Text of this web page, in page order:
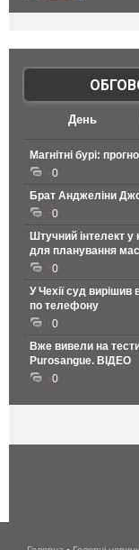
День
Магнітні бурі:
0
Брат Анджеліни
0
Штучний інтелект у
для планування
0
У Чехії суд вирішив
по телефону
0
Вже вивели на
Purosangue. ВІДЕО
0